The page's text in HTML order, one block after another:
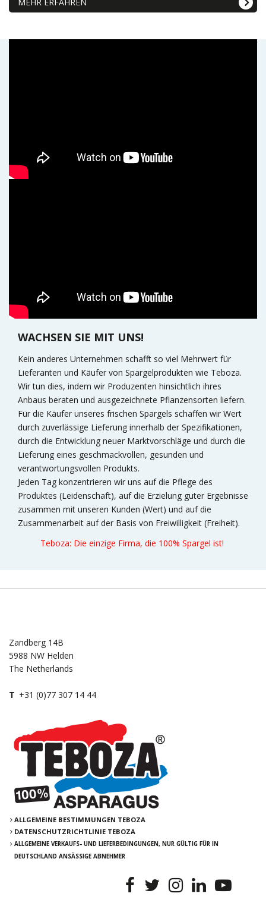
WACHSEN SIE MIT UNS!
Kein anderes Unternehmen schafft so viel Mehrwert für
Lieferanten und Käufer von Spargelprodukten wie Teboza.
Wir tun dies, indem wir Produzenten hinsichtlich ihres
Anbaus beraten und ausgezeichnete Pflanzensorten liefern.
Für die Käufer unseres frischen Spargels schaffen wir Wert
durch zuverlässige Lieferung innerhalb der Spezifikationen,
durch die Entwicklung neuer Marktvorschläge und durch die
Lieferung eines geschmackvollen, gesunden und
verantwortungsvollen Produkts.
Jeden Tag konzentrieren wir uns auf die Pflege des
Produktes (Leidenschaft), auf die Erzielung guter Ergebnisse
zusammen mit unseren Kunden (Wert) und auf die
Zusammenarbeit auf der Basis von Freiwilligkeit (Freiheit).
Teboza: Die einzige Firma, die 100% Spargel ist!
Zandberg 14B
5988 NW Helden
The Netherlands
T +31 (0)77 307 14 44
ALLGEMEINE BESTIMMUNGEN TEBOZA
DATENSCHUTZRICHTLINIE TEBOZA
ALLGEMEINE VERKAUFS- UND LIEFERBEDINGUNGEN, NUR GÜLTIG FÜR IN
DEUTSCHLAND ANSÄSSIGE ABNEHMER